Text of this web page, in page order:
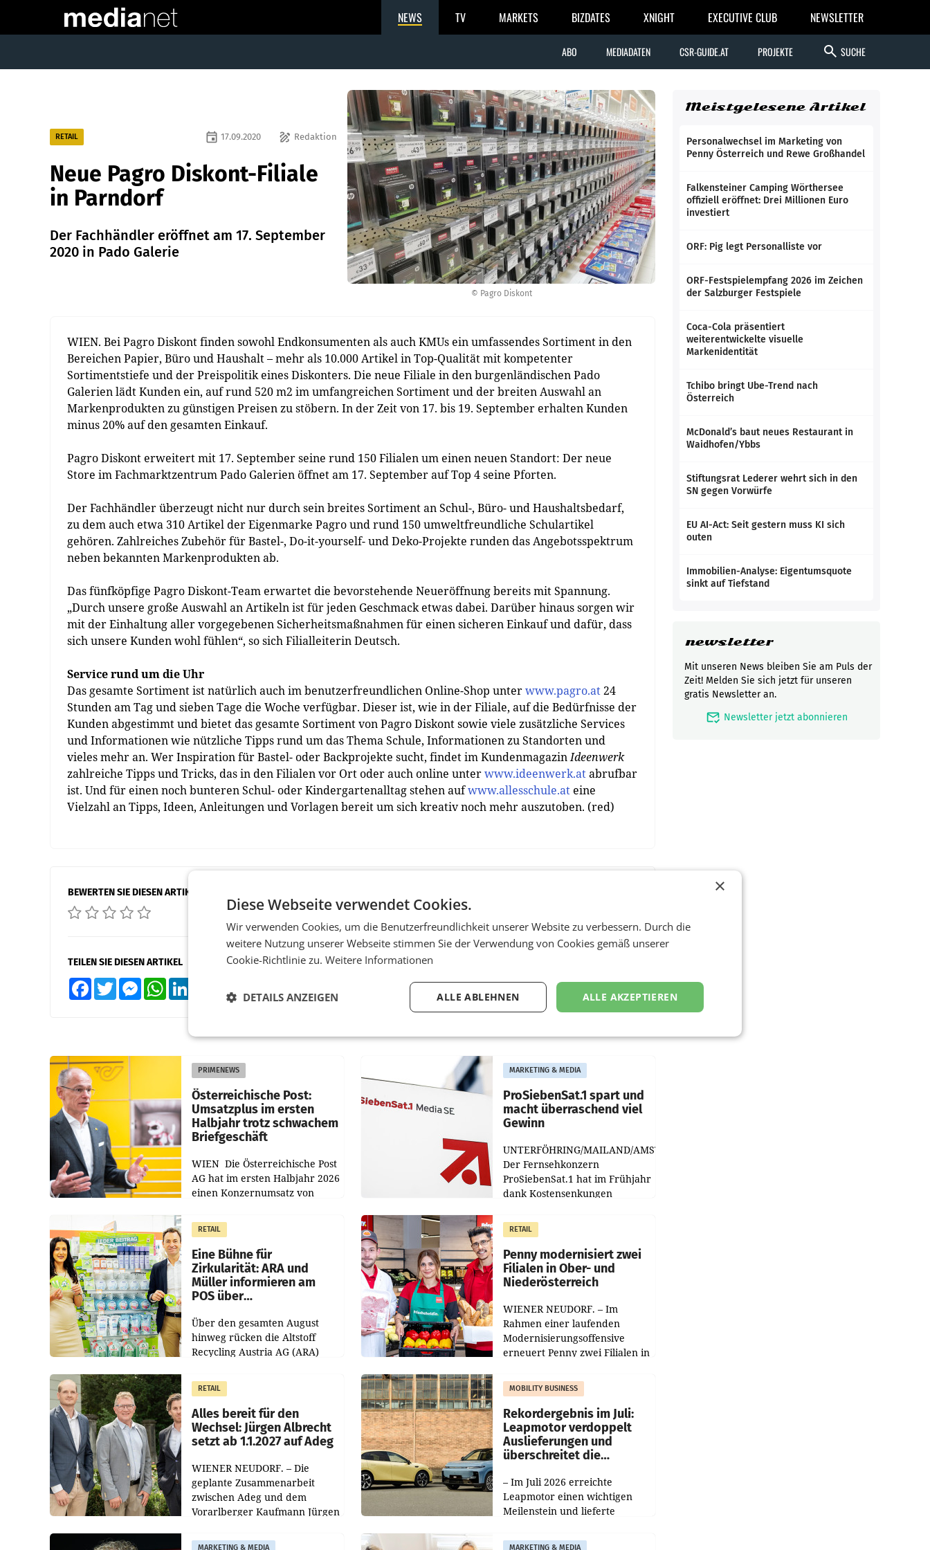
NEWS TV MARKETS BIZDATES XNIGHT EXECUTIVE CLUB NEWSLETTER
ABO MEDIADATEN CSR-GUIDE.AT PROJEKTE search SUCHE
© Pagro Diskont
RETAIL draw Redaktion
event 17.09.2020
Neue Pagro Diskont-Filiale
in Parndorf
Der Fachhändler eröffnet am 17. September
2020 in Pado Galerie
WIEN. Bei Pagro Diskont finden sowohl Endkonsumenten als auch KMUs ein umfassendes Sortiment in den
Bereichen Papier, Büro und Haushalt – mehr als 10.000 Artikel in Top-Qualität mit kompetenter
Sortimentstiefe und der Preispolitik eines Diskonters. Die neue Filiale in den burgenländischen Pado
Galerien lädt Kunden ein, auf rund 520 m2 im umfangreichen Sortiment und der breiten Auswahl an
Markenprodukten zu günstigen Preisen zu stöbern. In der Zeit von 17. bis 19. September erhalten Kunden
minus 20% auf den gesamten Einkauf.
Pagro Diskont erweitert mit 17. September seine rund 150 Filialen um einen neuen Standort: Der neue
Store im Fachmarktzentrum Pado Galerien öffnet am 17. September auf Top 4 seine Pforten.
Der Fachhändler überzeugt nicht nur durch sein breites Sortiment an Schul-, Büro- und Haushaltsbedarf,
zu dem auch etwa 310 Artikel der Eigenmarke Pagro und rund 150 umweltfreundliche Schulartikel
gehören. Zahlreiches Zubehör für Bastel-, Do-it-yourself- und Deko-Projekte runden das Angebotsspektrum
neben bekannten Markenprodukten ab.
Das fünfköpfige Pagro Diskont-Team erwartet die bevorstehende Neueröffnung bereits mit Spannung.
„Durch unsere große Auswahl an Artikeln ist für jeden Geschmack etwas dabei. Darüber hinaus sorgen wir
mit der Einhaltung aller vorgegebenen Sicherheitsmaßnahmen für einen sicheren Einkauf und dafür, dass
sich unsere Kunden wohl fühlen“, so sich Filialleiterin Deutsch.
Service rund um die Uhr
Das gesamte Sortiment ist natürlich auch im benutzerfreundlichen Online-Shop unterwww.pagro.at24
Stunden am Tag und sieben Tage die Woche verfügbar. Dieser ist, wie in der Filiale, auf die Bedürfnisse der
Kunden abgestimmt und bietet das gesamte Sortiment von Pagro Diskont sowie viele zusätzliche Services
und Informationen wie nützliche Tipps rund um das Thema Schule, Informationen zu Standorten und
vieles mehr an. Wer Inspiration für Bastel- oder Backprojekte sucht, findet im KundenmagazinIdeenwerk
zahlreiche Tipps und Tricks, das in den Filialen vor Ort oder auch online unterwww.ideenwerk.atabrufbar
ist. Und für einen noch bunteren Schul- oder Kindergartenalltag stehen aufwww.allesschule.at eine
Vielzahl an Tipps, Ideen, Anleitungen und Vorlagen bereit um sich kreativ noch mehr auszutoben. (red)
BEWERTEN SIE DIESEN ARTIKEL
TEILEN SIE DIESEN ARTIKEL
FacebookTwitter MessengerWhatsApp
PRIMENEWS
Österreichische Post:
Umsatzplus im ersten
Halbjahr trotz schwachem
Briefgeschäft
WIEN Die Österreichische Post
AG hat im ersten Halbjahr 2026
einen Konzernumsatz von
erwirtschaftet, was einem Plus
von 3,8 Prozent gegenüber
dem Vergleichszeitraum
MARKETING & MEDIA
ProSiebenSat.1 spart und
macht überraschend viel
Gewinn
UNTERFÖHRING/MAILAND/AMSTERDAM.
Der Fernsehkonzern
ProSiebenSat.1 hat im Frühjahr
dank Kostensenkungen
gemacht und die
Markterwartung deutlich
übertroffen.
RETAIL
Eine Bühne für
Zirkularität: ARA und
Müller informieren am
POS über
Über den gesamten August
hinweg rücken die Altstoff
Recycling Austria AG (ARA)
Müller die Initiative „Kreislauf-
Helden“ in allen
österreichischen Müller-Filialen
RETAIL
Penny modernisiert zwei
Filialen in Ober- und
Niederösterreich
WIENER NEUDORF. – Im
Rahmen einer laufenden
Modernisierungsoffensive
erneuert Penny zwei Filialen in
Die beiden Standorte liegen in
Haag sowie im rund
RETAIL
Alles bereit für den
Wechsel: Jürgen Albrecht
setzt ab 1.1.2027 auf Adeg
WIENER NEUDORF. – Die
geplante Zusammenarbeit
zwischen Adeg und dem
Vorarlberger Kaufmann Jürgen
freigegeben: Die
MOBILITY BUSINESS
Rekordergebnis im Juli:
Leapmotor verdoppelt
Auslieferungen und
überschreitet die
– Im Juli 2026 erreichte
Leapmotor einen wichtigen
Meilenstein und lieferte
aus, womit sich das Ergebnis
MARKETING & MEDIA MARKETING & MEDIA
Meistgelesene Artikel
Personalwechsel im Marketing von
Penny Österreich und Rewe Großhandel
Falkensteiner Camping Wörthersee
offiziell eröffnet: Drei Millionen Euro
investiert
ORF: Pig legt Personalliste vor
ORF-Festspielempfang 2026 im Zeichen
der Salzburger Festspiele
Coca-Cola präsentiert
weiterentwickelte visuelle
Markenidentität
Tchibo bringt Ube-Trend nach
Österreich
McDonald’s baut neues Restaurant in
Waidhofen/Ybbs
Stiftungsrat Lederer wehrt sich in den
SN gegen Vorwürfe
EU AI-Act: Seit gestern muss KI sich
outen
Immobilien-Analyse: Eigentumsquote
sinkt auf Tiefstand
newsletter
Mit unseren News bleiben Sie am Puls der
Zeit! Melden Sie sich jetzt für unseren
gratis Newsletter an.
mark_email_read Newsletter jetzt abonnieren
×
Diese Webseite verwendet Cookies.
Wir verwenden Cookies, um die Benutzerfreundlichkeit unserer Website zu verbessern. Durch die
weitere Nutzung unserer Webseite stimmen Sie der Verwendung von Cookies gemäß unserer
Cookie-Richtlinie zu. Weitere Informationen
ALLE AKZEPTIEREN
ALLE ABLEHNEN
DETAILS ANZEIGEN